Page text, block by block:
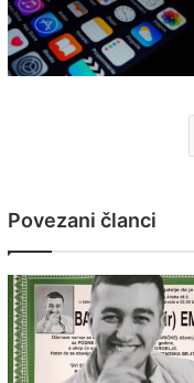
Povezani članci